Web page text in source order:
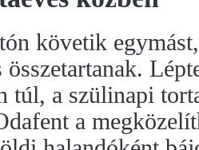
követik
összetartanak.
túl, a szülinapi
a